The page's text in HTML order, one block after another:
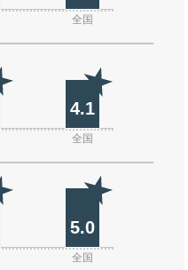
全国
4.1
全国
5.0
全国